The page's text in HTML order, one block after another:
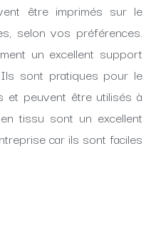
être imprimés sur le
selon vos préférences.
un excellent support
Ils sont pratiques pour le
peuvent être utilisés à
tissu sont un excellent
car ils sont faciles